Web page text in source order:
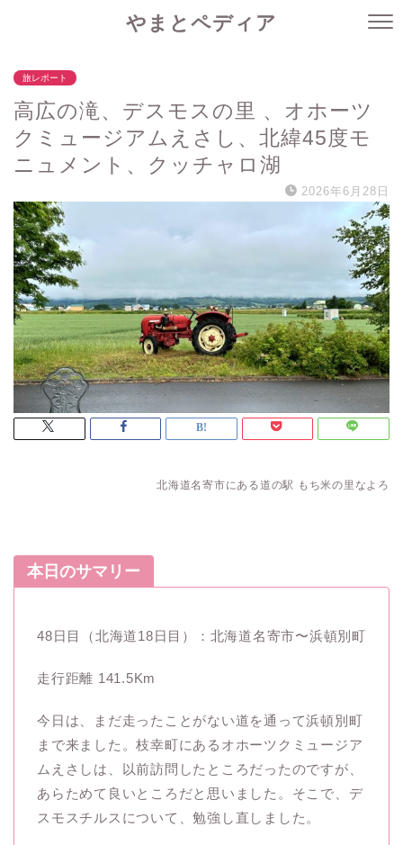
やまとペディア
旅レポート
高広の滝、デスモスの里 、オホーツ
クミュージアムえさし、北緯45度モ
ニュメント、クッチャロ湖
2026年6月28日
北海道名寄市にある道の駅 もち米の里なよろ
本日のサマリー
48日目（北海道18日目）：北海道名寄市〜浜頓別町
走行距離 141.5Km
今日は、まだ走ったことがない道を通って浜頓別町
まで来ました。枝幸町にあるオホーツクミュージア
ムえさしは、以前訪問したところだったのですが、
あらためて良いところだと思いました。そこで、デ
スモスチルスについて、勉強し直しました。